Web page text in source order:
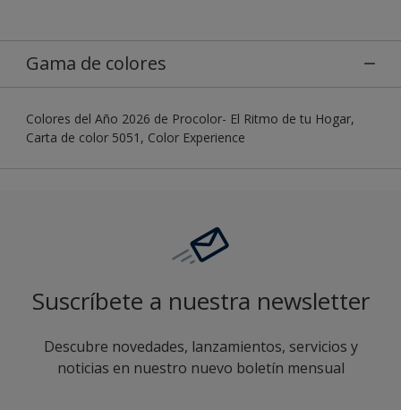
Gama de colores
Colores del Año 2026 de Procolor- El Ritmo de tu Hogar,
Carta de color 5051, Color Experience
Suscríbete a nuestra newsletter
Descubre novedades, lanzamientos, servicios y
noticias en nuestro nuevo boletín mensual